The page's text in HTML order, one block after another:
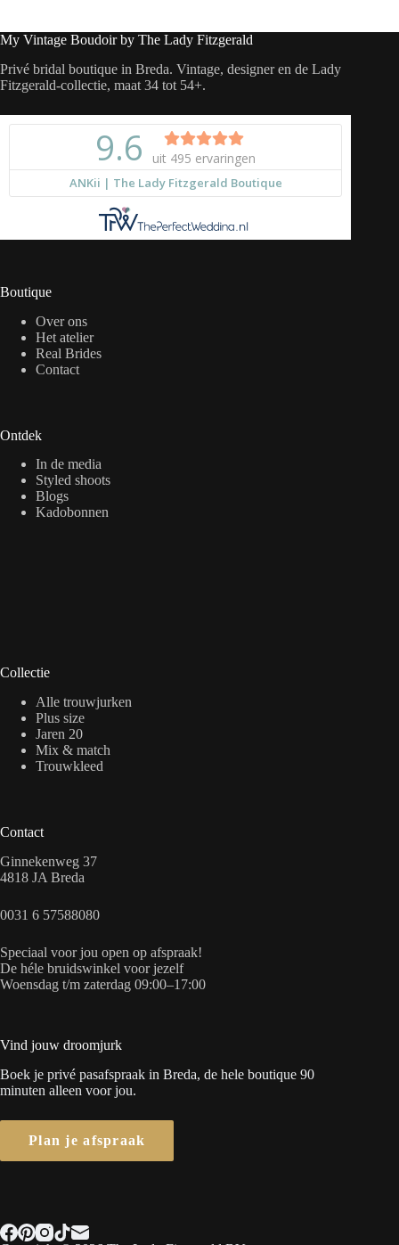
My Vintage Boudoir by The Lady Fitzgerald
Privé bridal boutique in Breda. Vintage, designer en de Lady
Fitzgerald-collectie, maat 34 tot 54+.
Boutique
Over ons
Het atelier
Real Brides
Contact
Ontdek
In de media
Styled shoots
Blogs
Kadobonnen
Collectie
Alle trouwjurken
Plus size
Jaren 20
Mix & match
Trouwkleed
Contact
Ginnekenweg 37
4818 JA Breda
0031 6 57588080
Speciaal voor jou open op afspraak!
De héle bruidswinkel voor jezelf
Woensdag t/m zaterdag 09:00–17:00
Vind jouw droomjurk
Boek je privé pasafspraak in Breda, de hele boutique 90
minuten alleen voor jou.
Plan je afspraak